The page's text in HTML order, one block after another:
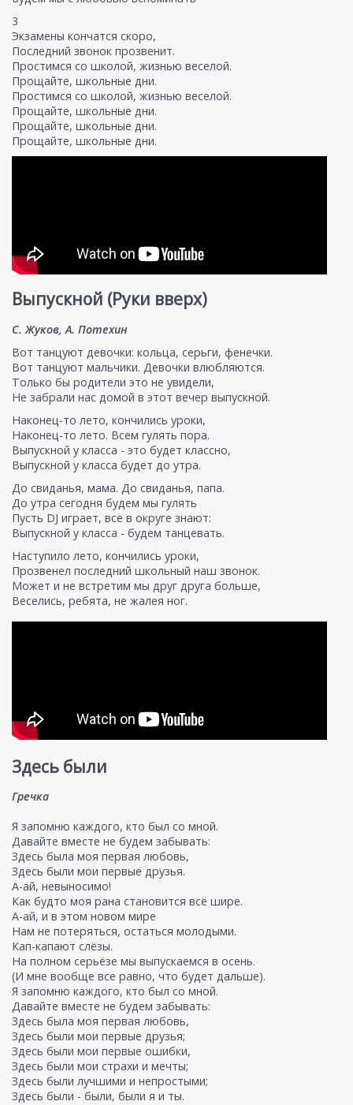
3
Экзамены кончатся скоро,
Последний звонок прозвенит.
Простимся со школой, жизнью веселой.
Прощайте, школьные дни.
Простимся со школой, жизнью веселой.
Прощайте, школьные дни.
Прощайте, школьные дни.
Прощайте, школьные дни.
Выпускной (Руки вверх)
С. Жуков, А. Потехин
Вот танцуют девочки: кольца, серьги, фенечки.
Вот танцуют мальчики. Девочки влюбляются.
Только бы родители это не увидели,
Не забрали нас домой в этот вечер выпускной.
Наконец-то лето, кончились уроки,
Наконец-то лето. Всем гулять пора.
Выпускной у класса - это будет классно,
Выпускной у класса будет до утра.
До свиданья, мама. До свиданья, папа.
До утра сегодня будем мы гулять
Пусть DJ играет, все в округе знают:
Выпускной у класса - будем танцевать.
Наступило лето, кончились уроки,
Прозвенел последний школьный наш звонок.
Может и не встретим мы друг друга больше,
Веселись, ребята, не жалея ног.
Здесь были
Гречка
Я запомню каждого, кто был со мной.
Давайте вместе не будем забывать:
Здесь была моя первая любовь,
Здесь были мои первые друзья.
А-ай, невыносимо!
Как будто моя рана становится всё шире.
А-ай, и в этом новом мире
Нам не потеряться, остаться молодыми.
Кап-капают слёзы.
На полном серьёзе мы выпускаемся в осень.
(И мне вообще все равно, что будет дальше).
Я запомню каждого, кто был со мной.
Давайте вместе не будем забывать:
Здесь была моя первая любовь,
Здесь были мои первые друзья;
Здесь были мои первые ошибки,
Здесь были мои страхи и мечты;
Здесь были лучшими и непростыми;
Здесь были - были, были я и ты.